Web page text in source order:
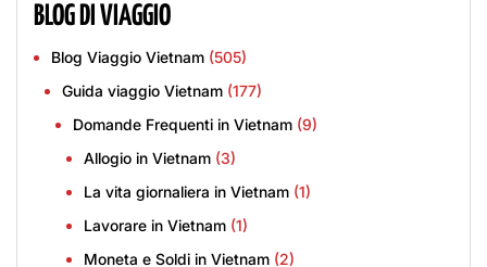
BLOG DI VIAGGIO
Blog Viaggio Vietnam (505)
Guida viaggio Vietnam (177)
Domande Frequenti in Vietnam (9)
Allogio in Vietnam (3)
La vita giornaliera in Vietnam (1)
Lavorare in Vietnam (1)
Moneta e Soldi in Vietnam (2)